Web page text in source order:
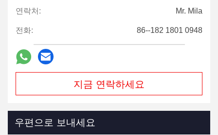
연락처: Mr. Mila
전화: 86--182 1801 0948
지금 연락하세요
우편으로 보내세요